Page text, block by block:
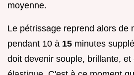
moyenne.
Le pétrissage reprend alors de
pendant 10 à 15 minutes
doit devenir souple, brillante, et